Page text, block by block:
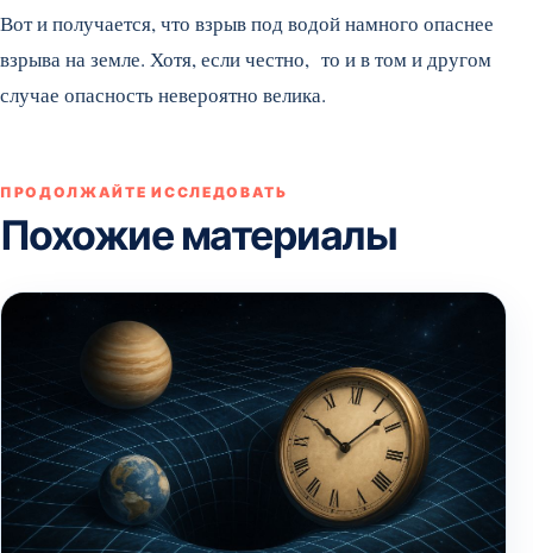
Вот и получается, что взрыв под водой намного опаснее
взрыва на земле. Хотя, если честно, то и в том и другом
случае опасность невероятно велика.
ПРОДОЛЖАЙТЕ ИССЛЕДОВАТЬ
Похожие материалы